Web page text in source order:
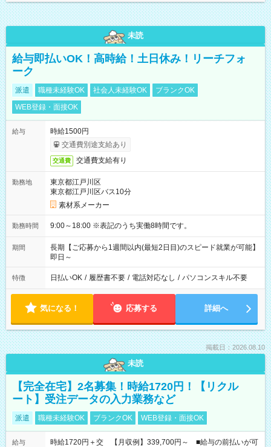
未読
給与即払いOK！高時給！土日休み！リーチフォ
ーク
派遣 職種未経験OK 社会人未経験OK
ブランクOK
WEB登録・面接OK
給与
時給1500円
交通費別途支給あり
交通費 交通費支給有り
勤務地
東京都江戸川区
東京都江戸川区バス10分
素材系メーカー
勤務時間 9:00～18:00 ※表記のうち実働8時間です。
期間
長期【ご応募から1週間以内(最短2日目)のスピード就業が可能】
即日～
特徴 日払いOK / 履歴書不要 / 電話対応なし / パソコンスキル不要
気になる！ 応募する 詳細へ
掲載日：2026.08.10
未読
【完全在宅】2名募集！時給1720円！【リクル
ート】受注データの入力業務など
派遣 職種未経験OK ブランクOK WEB登録・面接OK
給与
時給1720円＋交 【月収例】339,700円～ ■給与の前払いが可